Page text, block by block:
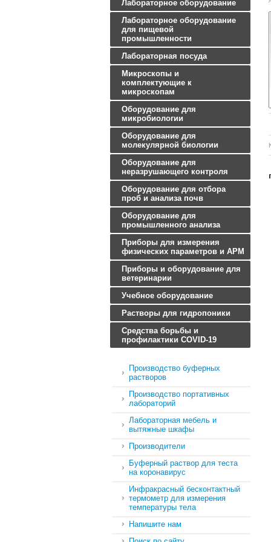
Лабораторное оборудование
Лабораторное оборудование
для пищевой
промышленности
Лабораторная посуда
Микроскопы и
комплектующие к
микроскопам
Оборудование для
микробиологии
Оборудование для
молекулярной биологии
Оборудование для
неразрушающего контроля
Оборудование для отбора
проб и анализа почв
Оборудование для
промышленного анализа
Приборы для измерения
физических параметров и АРМ
Приборы и оборудование для
ветеринарии
Учебное оборудование
Растворы для гидропоники
Средства борьбы и
профилактики COVID-19
Производство буферных
растворов
Производство портативных
лабораторий
Лабораторная мебель и
вытяжные шкафы
Производители
Буферный раствор для теста
на коронавирус
Инфракрасный бесконтактный
термометр для измерения
температуры тела
Напишите нам